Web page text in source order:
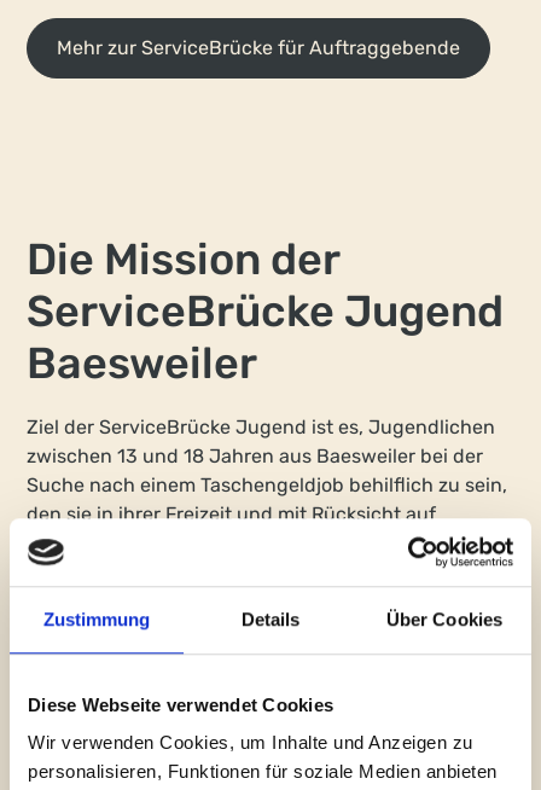
Zustimmung Details Über Cookies
Diese Webseite verwendet Cookies
Wir verwenden Cookies, um Inhalte und Anzeigen zu
personalisieren, Funktionen für soziale Medien anbieten
Mehr zur ServiceBrücke für Auftraggebende
Die Mission der
ServiceBrücke Jugend
Baesweiler
Ziel der ServiceBrücke Jugend ist es, Jugendlichen
zwischen 13 und 18 Jahren aus Baesweiler bei der
Suche nach einem Taschengeldjob behilflich zu sein,
den sie in ihrer Freizeit und mit Rücksicht auf
schulische Verpflichtungen ausüben.
Diese Taschengeldjobs umfassen Tätigkeiten wie
leichte Gartenarbeit (Unkraut zupfen, Rasenmähen
etc.), leichte Hausarbeit (Einkäufe tätigen, auf
Putzhilfe“, kein Fensterputzen), Kinderbetreuung,
Nachhilfe und Ähnliches.
Hand in Hand mit diesem Ziel geht der Aufbau einer